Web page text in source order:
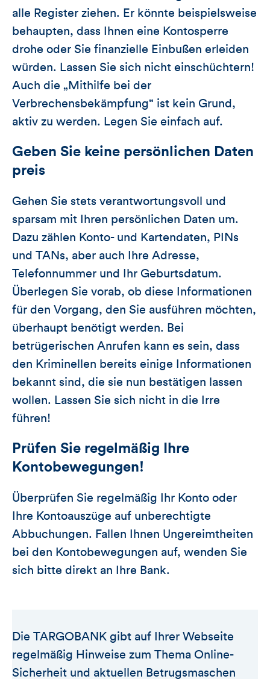
alle Register ziehen. Er könnte beispielsweise
behaupten, dass Ihnen eine Kontosperre
drohe oder Sie finanzielle Einbußen erleiden
würden. Lassen Sie sich nicht einschüchtern!
Auch die „Mithilfe bei der
Verbrechensbekämpfung“ ist kein Grund,
aktiv zu werden. Legen Sie einfach auf.
Geben Sie keine persönlichen Daten
preis
Gehen Sie stets verantwortungsvoll und
sparsam mit Ihren persönlichen Daten um.
Dazu zählen Konto- und Kartendaten, PINs
und TANs, aber auch Ihre Adresse,
Telefonnummer und Ihr Geburtsdatum.
Überlegen Sie vorab, ob diese Informationen
für den Vorgang, den Sie ausführen möchten,
überhaupt benötigt werden. Bei
betrügerischen Anrufen kann es sein, dass
den Kriminellen bereits einige Informationen
bekannt sind, die sie nun bestätigen lassen
wollen. Lassen Sie sich nicht in die Irre
führen!
Prüfen Sie regelmäßig Ihre
Kontobewegungen!
Überprüfen Sie regelmäßig Ihr Konto oder
Ihre Kontoauszüge auf unberechtigte
Abbuchungen. Fallen Ihnen Ungereimtheiten
bei den Kontobewegungen auf, wenden Sie
sich bitte direkt an Ihre Bank.
Die TARGOBANK gibt auf Ihrer Webseite
regelmäßig Hinweise zum Thema Online-
Sicherheit und aktuellen Betrugsmaschen